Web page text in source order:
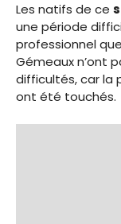
Les natifs de ce
une période
professionnel
Gémeaux n’ont
difficultés, car la
ont été touchés.